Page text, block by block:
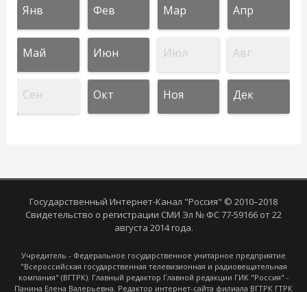
Янв Фев Мар Апр
Май Июн Июл Авг
Сен Окт Ноя Дек
Государственный Интернет-Канал "Россия" © 2010–2018
Свидетельство о регистрации СМИ Эл № ФС 77-59166 от 22
августа 2014 года.
Учредитель - Федеральное государственное унитарное предприятие
"Всероссийская государственная телевизионная и радиовещательная
компания" (ВГТРК). Главный редактор Главной редакции ГИК "Россия" -
Панина Елена Валерьевна. Редактор интернет-сайта филиала ВГТРК ГТРК